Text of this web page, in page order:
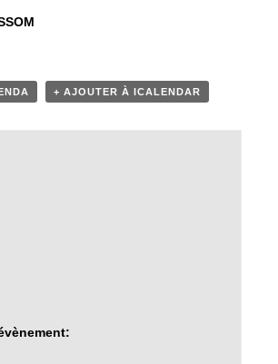
+ AJOUTER À ICALENDAR